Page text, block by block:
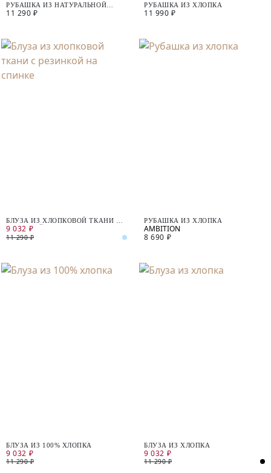
РУБАШКА ИЗ НАТУРАЛЬНОЙ
ТКАНИ С НАКЛАДНЫМИ
11 290 ₽
РУБАШКА ИЗ ХЛОПКА
11 990 ₽
БЛУЗА ИЗ ХЛОПКОВОЙ ТКАНИ С
РЕЗИНКОЙ НА СПИНКЕ
9 032 ₽
11 290 ₽
РУБАШКА ИЗ ХЛОПКА
8 690 ₽
БЛУЗА ИЗ 100% ХЛОПКА
9 032 ₽
11 290 ₽
БЛУЗА ИЗ ХЛОПКА
9 032 ₽
11 290 ₽